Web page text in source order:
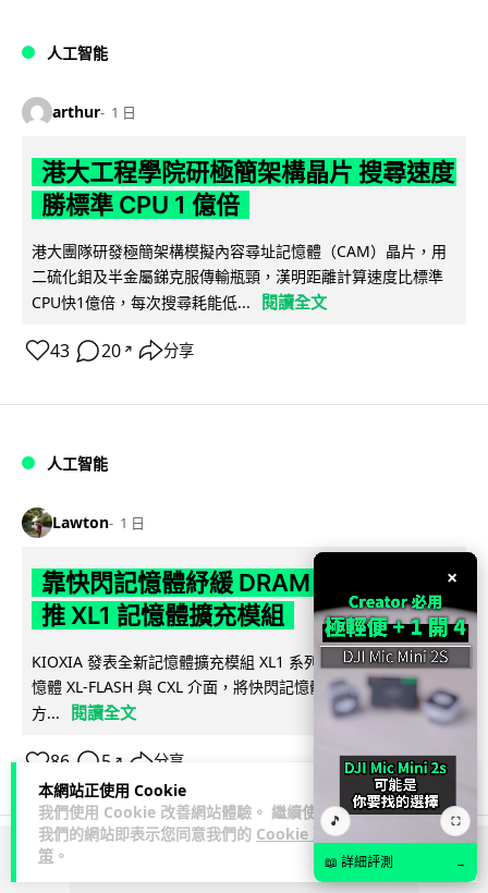
本網站正使用 Cookie
我們使用 Cookie 改善網站體驗。 繼續使用
我們的網站即表示您同意我們的 Cookie 政
策 。
人工智能
arthur 1 日
港大工程學院研極簡架構晶片 搜尋速度
勝標準 CPU 1 億倍
港大團隊研發極簡架構模擬內容尋址記憶體（CAM）晶片，用
二硫化鉬及半金屬銻克服傳輸瓶頸，漢明距離計算速度比標準
CPU快1億倍，每次搜尋耗能低...
閱讀全文
43 20 ↗ 分享
人工智能
Lawton 1 日
靠快閃記憶體紓緩 DRAM 不足 KIOXIA
推 XL1 記憶體擴充模組
KIOXIA 發表全新記憶體擴充模組 XL1 系列，結合低延遲快閃記
憶體 XL-FLASH 與 CXL 介面，將快閃記憶體轉化為記憶體擴充
方...
閱讀全文
86 5 ↗ 分享
×
🎵 ⛶
📖 詳細評測 →